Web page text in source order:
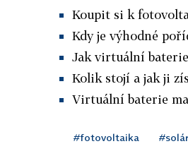
Koupit si k
Kdy je výhodné
Jak virtuální
Kolik stojí a jak ji
Virtuální baterie
#fotovoltaika